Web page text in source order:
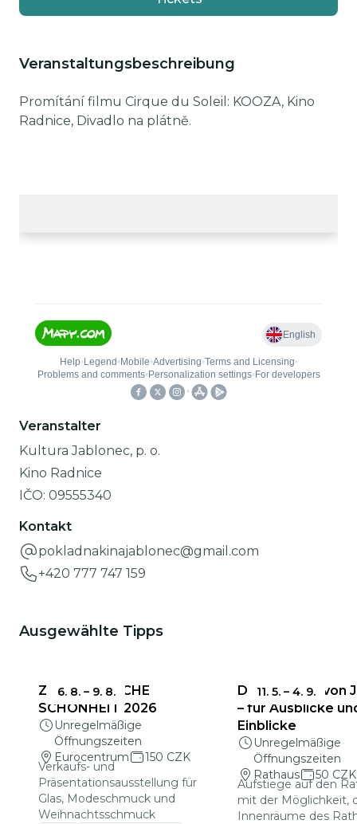
Veranstaltungsbeschreibung
Promítání filmu Cirque du Soleil: KOOZA, Kino
Radnice, Divadlo na plátně.
Veranstalter
Kultura Jablonec, p. o.
Kino Radnice
IČO: 09555340
Kontakt
pokladnakinajablonec@gmail.com
+420 777 747 159
Ausgewählte Tipps
6. 8. – 9. 8.
ZERBRECHLICHE
SCHÖNHEIT 2026
Unregelmäßige
Öffnungszeiten
Eurocentrum
150 CZK
Verkaufs- und
Präsentationsausstellung für
Glas, Modeschmuck und
Weihnachtsschmuck
11. 5. – 4. 9.
Das Rathaus von
– für Ausblicke
Einblicke
Unregelmäßige
Öffnungszeiten
Rathaus
50 CZK
Aufstiege auf den
mit der Möglichkeit,
Innenräume des